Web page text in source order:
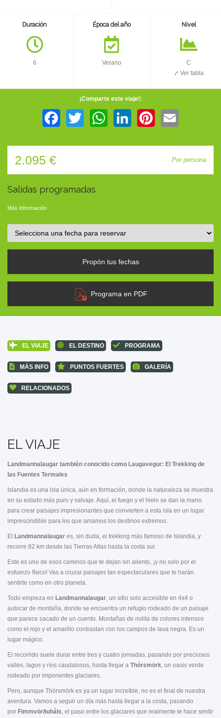
CONTACTO
Duración
6
Época del año
Verano
Nivel
C
⤤ Ver tabla
¡Comparte este viaje!:
FacebookTwitter WhatsAppLinkedIn Pinterest
2.095 € Por persona
Salidas programadas
Más información
Propón tus fechas
Programa en PDF
EL VIAJE EL DESTINO PROGRAMA
MÁS INFO PUNTOS FUERTES GALERÍA
RELACIONADOS
EL VIAJE
Landmannalaugar también conocido como Laugavegur: El Trekking de
las Fuentes Termales
Islandia es una isla única, aún en formación, donde la naturaleza se muestra
en su estado más puro y salvaje. Aquí, el fuego y el hielo se dan la mano
para crear paisajes impresionantes que convierten a esta isla en un lugar
imprescindible para los que amamos los destinos extremos.
El Landmannalaugar es, sin duda, el trekking más famoso de Islandia, y
recorre 82 km desde las Tierras Altas hasta la costa sur.
Este es uno de esos caminos que te dejan sin aliento, ¡y no solo por el
esfuerzo físico! Vas a cruzar paisajes tan espectaculares que te harán
sentirte como en otro planeta.
Todo empieza en Landmannalaugar, un sitio solo accesible en 4x4 o
autocar de montaña, donde se encuentra un refugio rodeado de un paisaje
que parece sacado de un cuento. Montañas de riolita de colores intensos
como el rojo y el amarillo contrastan con los campos de lava negra. Es un
lugar mágico.
El recorrido suele durar entre tres y cuatro jornadas, pasando por preciosos
valles, lagos y ríos caudalosos, hasta llegar a Thórsmörk, un oasis verde
rodeado por imponentes glaciares.
Pero, aunque Thórsmörk es ya un lugar increíble, no es el final de nuestra
aventura. Vamos a seguir un día más hasta llegar a la costa, pasando
por Fimmvörðuháls, el paso entre los glaciares que realmente te hace sentir